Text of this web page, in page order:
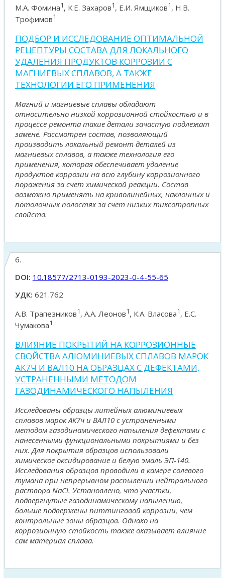
М.А. Фомина1, К.Е. Захаров1, Е.И. Ямщиков1, Н.В.
Трофимов1
ПОДБОР И ИССЛЕДОВАНИЕ ОПТИМАЛЬНОЙ
РЕЦЕПТУРЫ СОСТАВА ДЛЯ ЛОКАЛЬНОГО
УДАЛЕНИЯ ПРОДУКТОВ КОРРОЗИИ С
МАГНИЕВЫХ СПЛАВОВ, А ТАКЖЕ
ТЕХНОЛОГИИ ЕГО ПРИМЕНЕНИЯ
Магний и магниевые сплавы обладают
относительно низкой коррозионной стойкостью и в
процессе ремонта такие детали зачастую подлежат
замене. Рассмотрен состав, позволяющий
производить локальный ремонт деталей из
магниевых сплавов, а также технология его
применения, которая обеспечивает удаление
продуктов коррозии на всю глубину коррозионного
поражения за счет химической реакции. Состав
возможно применять на криволинейных, наклонных и
потолочных полостях за счет низких тиксотропных
свойств.
6.
DOI: 10.18577/2713-0193-2023-0-4-55-65
УДК: 621.762
А.В. Трапезников1, А.А. Леонов1, К.А. Власова1, Е.С.
Чумакова1
ВЛИЯНИЕ ПОКРЫТИЙ НА КОРРОЗИОННЫЕ
СВОЙСТВА АЛЮМИНИЕВЫХ СПЛАВОВ МАРОК
АК7Ч И ВАЛ10 НА ОБРАЗЦАХ С ДЕФЕКТАМИ,
УСТРАНЕННЫМИ МЕТОДОМ
ГАЗОДИНАМИЧЕСКОГО НАПЫЛЕНИЯ
Исследованы образцы литейных алюминиевых
сплавов марок АК7ч и ВАЛ10 с устраненными
методом газодинамического напыления дефектами с
нанесенными функциональными покрытиями и без
них. Для покрытия образцов использовали
химическое оксидирование и белую эмаль ЭП-140.
Исследования образцов проводили в камере солевого
тумана при непрерывном распылении нейтрального
раствора NaCl. Установлено, что участки,
подвергнутые газодинамическому напылению,
больше подвержены питтинговой коррозии, чем
контрольные зоны образцов. Однако на
коррозионную стойкость также оказывает влияние
сам материал сплава.